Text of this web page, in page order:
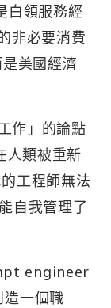
白領服務經
非必要消費
美國經濟
作」的論點
人類被重新
工程師無法
自我管理了
engineer
一個職